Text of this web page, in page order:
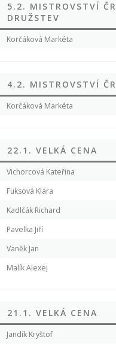
5.2. MISTROVSTVÍ ČR
DRUŽSTEV
Korčáková Markéta
4.2. MISTROVSTVÍ ČR
Korčáková Markéta
22.1. VELKÁ CENA
Vichorcová Kateřina
Fuksová Klára
Kadlčák Richard
Pavelka Jiří
Vaněk Jan
Malík Alexej
21.1. VELKÁ CENA
Jandík Kryštof